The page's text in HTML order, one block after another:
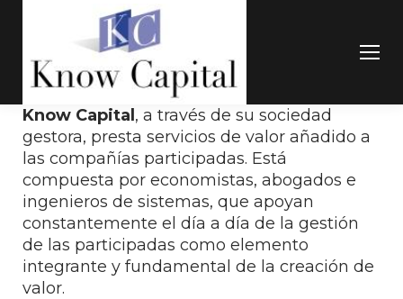
Know Capital , a través de su sociedad
gestora, presta servicios de valor añadido a
las compañías participadas. Está
compuesta por economistas, abogados e
ingenieros de sistemas, que apoyan
constantemente el día a día de la gestión
de las participadas como elemento
integrante y fundamental de la creación de
valor.